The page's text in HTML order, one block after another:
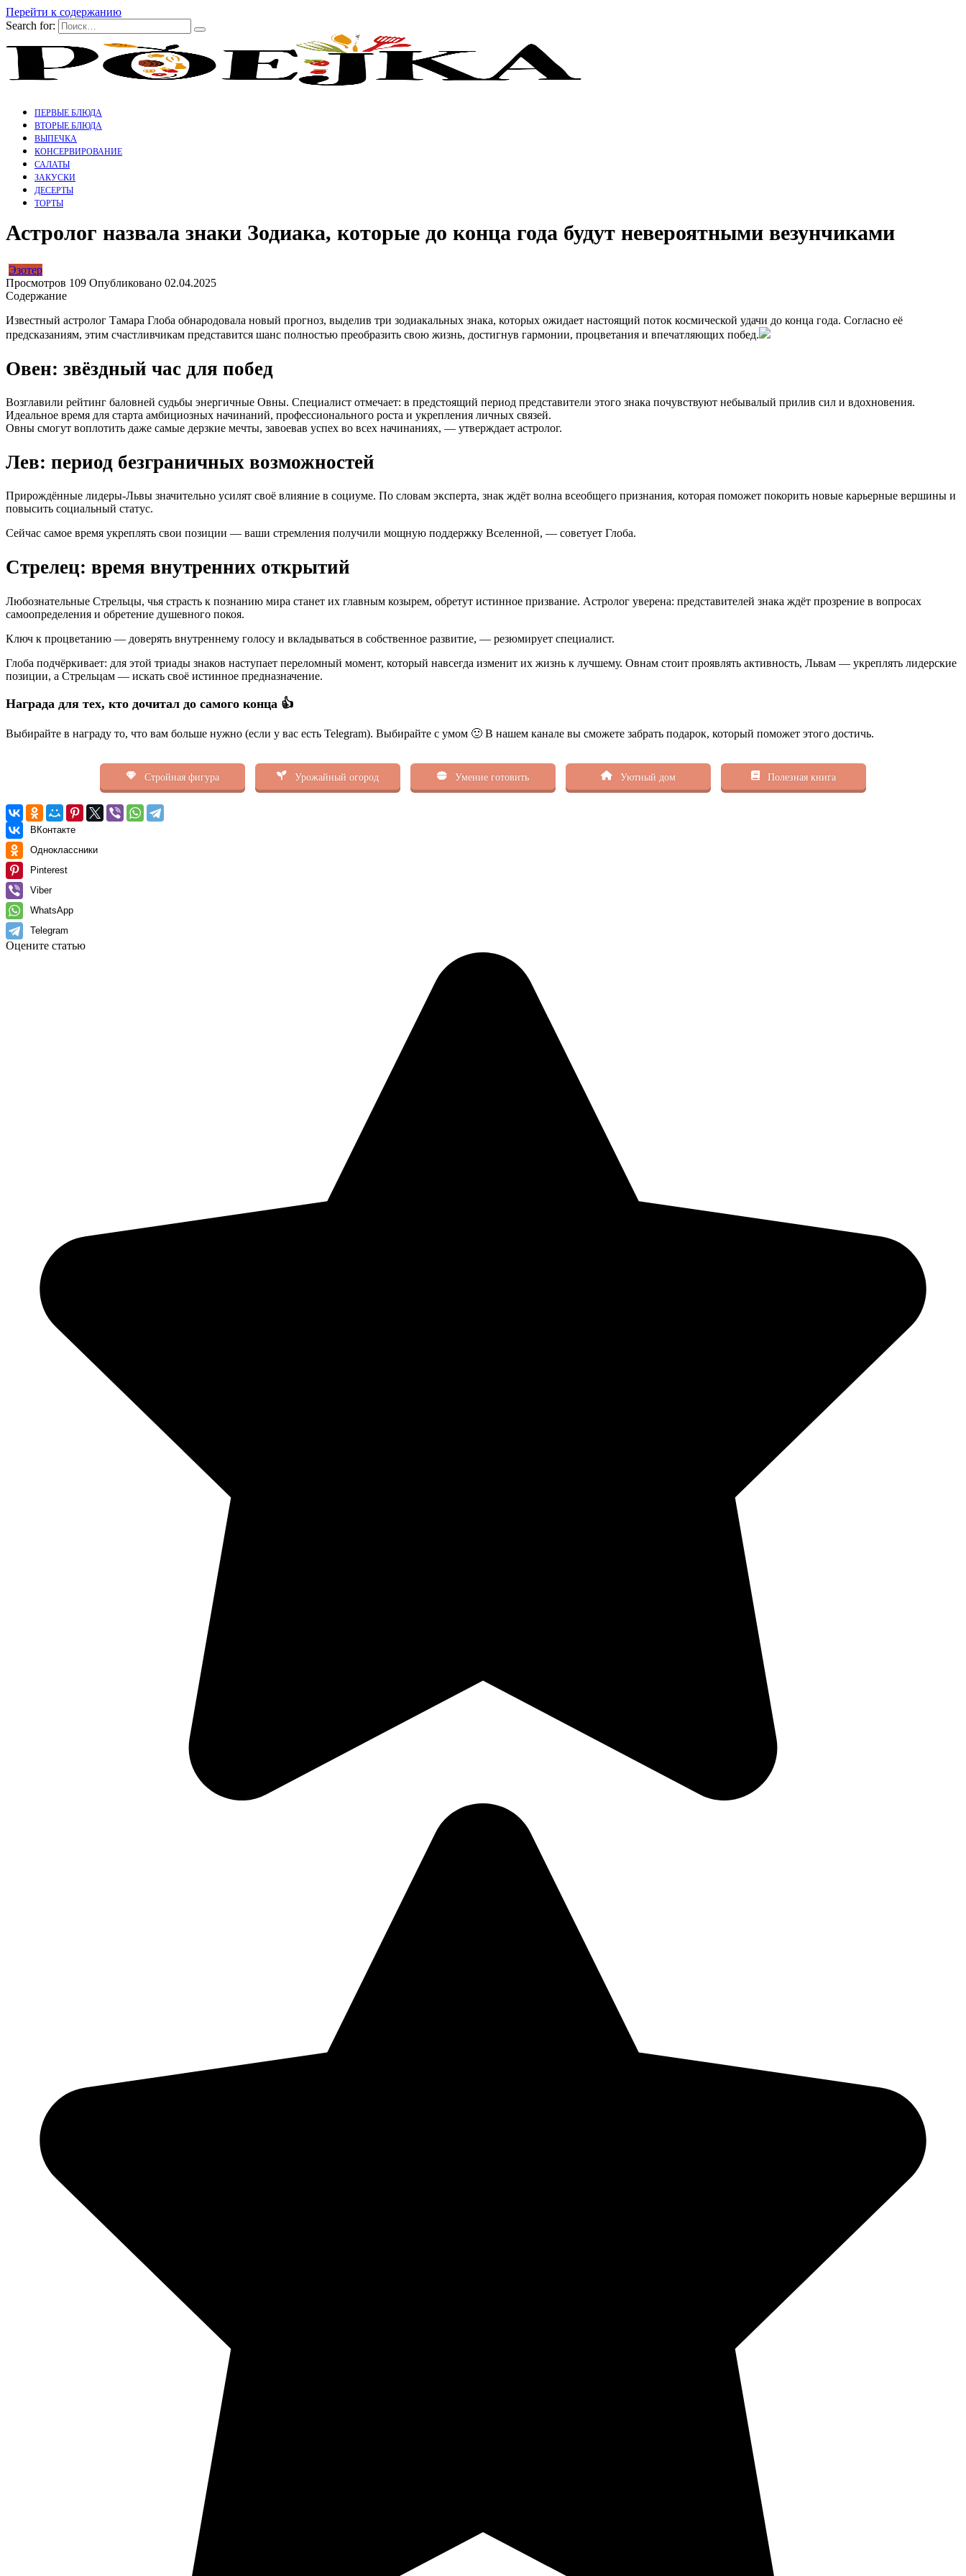
Перейти к содержанию
Search for:
ПЕРВЫЕ БЛЮДА
ВТОРЫЕ БЛЮДА
ВЫПЕЧКА
КОНСЕРВИРОВАНИЕ
САЛАТЫ
ЗАКУСКИ
ДЕСЕРТЫ
ТОРТЫ
Астролог назвала знаки Зодиака, которые до конца года будут невероятными везунчиками
Эзотер
Просмотров 109 Опубликовано 02.04.2025
Содержание
Известный астролог Тамара Глоба обнародовала новый прогноз, выделив три зодиакальных знака, которых ожидает настоящий поток космической удачи до конца года. Согласно её
предсказаниям, этим счастливчикам представится шанс полностью преобразить свою жизнь, достигнув гармонии, процветания и впечатляющих побед.
Овен: звёздный час для побед
Возглавили рейтинг баловней судьбы энергичные Овны. Специалист отмечает: в предстоящий период представители этого знака почувствуют небывалый прилив сил и вдохновения.
Идеальное время для старта амбициозных начинаний, профессионального роста и укрепления личных связей.
Овны смогут воплотить даже самые дерзкие мечты, завоевав успех во всех начинаниях, — утверждает астролог.
Лев: период безграничных возможностей
Прирождённые лидеры-Львы значительно усилят своё влияние в социуме. По словам эксперта, знак ждёт волна всеобщего признания, которая поможет покорить новые карьерные вершины и
повысить социальный статус.
Сейчас самое время укреплять свои позиции — ваши стремления получили мощную поддержку Вселенной, — советует Глоба.
Стрелец: время внутренних открытий
Любознательные Стрельцы, чья страсть к познанию мира станет их главным козырем, обретут истинное призвание. Астролог уверена: представителей знака ждёт прозрение в вопросах
самоопределения и обретение душевного покоя.
Ключ к процветанию — доверять внутреннему голосу и вкладываться в собственное развитие, — резюмирует специалист.
Глоба подчёркивает: для этой триады знаков наступает переломный момент, который навсегда изменит их жизнь к лучшему. Овнам стоит проявлять активность, Львам — укреплять лидерские
позиции, а Стрельцам — искать своё истинное предназначение.
Награда для тех, кто дочитал до самого конца 👍
Выбирайте в награду то, что вам больше нужно (если у вас есть Telegram). Выбирайте с умом 🙂 В нашем канале вы сможете забрать подарок, который поможет этого достичь.
Стройная фигура Урожайный огород Умение готовить Уютный дом Полезная книга
ВКонтакте
Одноклассники
Pinterest
Viber
WhatsApp
Telegram
Оцените статью